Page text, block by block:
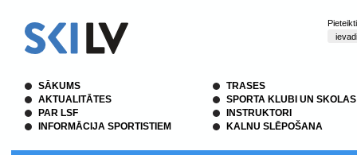
SĀKUMS
AKTUALITĀTES
PAR LSF
INFORMĀCIJA SPORTISTIEM
TRASES
SPORTA KLUBI UN SKOLAS
INSTRUKTORI
KALNU SLĒPOŠANA